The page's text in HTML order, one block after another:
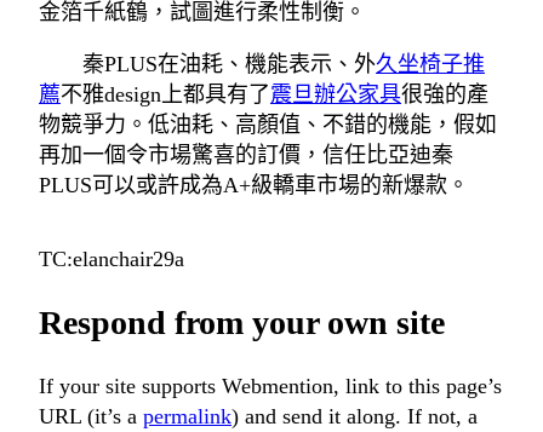
金箔千紙鶴，試圖進行柔性制衡。
秦PLUS在油耗、機能表示、外久坐椅子推
薦不雅design上都具有了震旦辦公家具很強的產
物競爭力。低油耗、高顏值、不錯的機能，假如
再加一個令市場驚喜的訂價，信任比亞迪秦
PLUS可以或許成為A+級轎車市場的新爆款。
TC:elanchair29a
Respond from your own site
If your site supports Webmention, link to this page’s
URL (it’s a permalink) and send it along. If not, a